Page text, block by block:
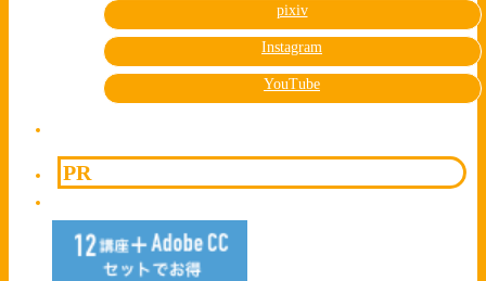
pixiv
Instagram
YouTube
PR